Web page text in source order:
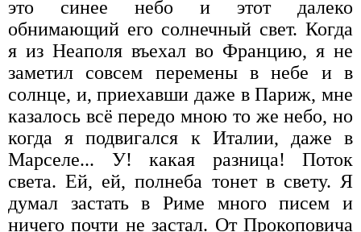
это синее небо и этот далеко
обнимающий его солнечный свет. Когда
я из Неаполя въехал во Францию, я не
заметил совсем перемены в небе и в
солнце, и, приехавши даже в Париж, мне
казалось всё передо мною то же небо, но
когда я подвигался к Италии, даже в
Марселе... У! какая разница! Поток
света. Ей, ей, полнеба тонет в свету. Я
думал застать в Риме много писем и
ничего почти не застал. От Прокоповича